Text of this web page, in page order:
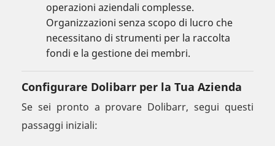
operazioni aziendali complesse.
Organizzazioni senza scopo di lucro che
necessitano di strumenti per la raccolta
fondi e la gestione dei membri.
Configurare Dolibarr per la Tua Azienda
Se sei pronto a provare Dolibarr, segui questi
passaggi iniziali: